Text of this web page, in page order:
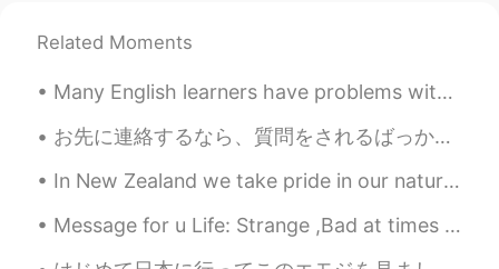
alli 亜莉
EN JP
@ai そうなれるように頑張ります🙏ありが
Related Moments
Many English learners have problems with the different english accents in the world, because it i...
お先に連絡するなら、質問をされるばっかりしないで下さい。👋🏻だけを送って質問を答えたりしかしないのは面倒臭い。 If you're going to be the first person to...
In New Zealand we take pride in our nature, so we have a lot of outdoor sports and activities you...
Message for u Life: Strange ,Bad at times ,Joyful at times and Cruel at most. I know you know thi...